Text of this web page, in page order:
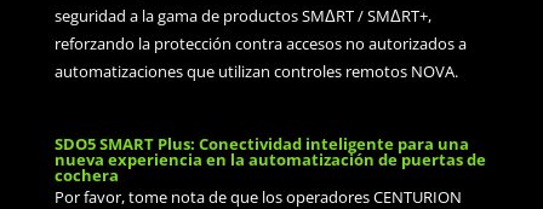
seguridad a la gama de productos SMΔRT / SMΔRT+,
reforzando la protección contra accesos no autorizados a
automatizaciones que utilizan controles remotos NOVA.
SDO5 SMART Plus: Conectividad inteligente para una
nueva experiencia en la automatización de puertas de
cochera
Por favor, tome nota de que los operadores CENTURION